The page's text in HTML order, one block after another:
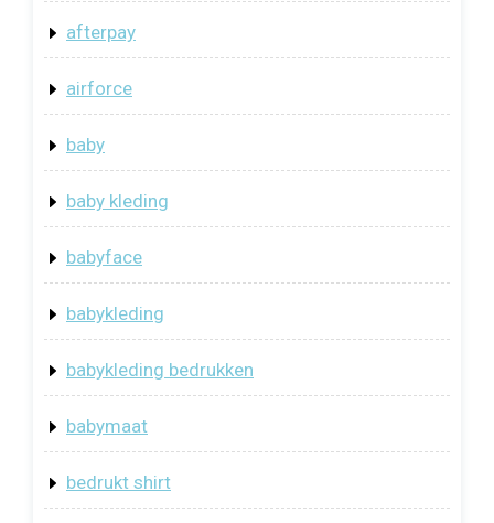
afterpay
airforce
baby
baby kleding
babyface
babykleding
babykleding bedrukken
babymaat
bedrukt shirt